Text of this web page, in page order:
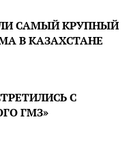
САМЫЙ КРУПНЫЙ
В КАЗАХСТАНЕ
С
ГМЗ»